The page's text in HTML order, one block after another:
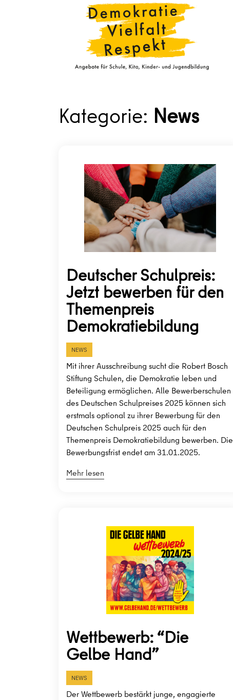
Kategorie: News
Deutscher Schulpreis:
Jetzt bewerben für den
Themenpreis
Demokratiebildung
NEWS
Mit ihrer Ausschreibung sucht die Robert Bosch
Stiftung Schulen, die Demokratie leben und
Beteiligung ermöglichen. Alle Bewerberschulen
des Deutschen Schulpreises 2025 können sich
erstmals optional zu ihrer Bewerbung für den
Deutschen Schulpreis 2025 auch für den
Themenpreis Demokratiebildung bewerben. Die
Bewerbungsfrist endet am 31.01.2025.
Mehr lesen
Wettbewerb: “Die
Gelbe Hand”
NEWS
Der Wettbewerb bestärkt junge, engagierte